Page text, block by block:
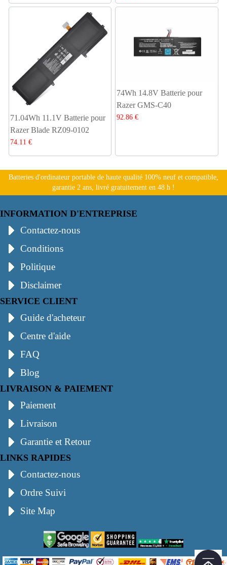
71.04Wh 11.1V Batterie pour
Razer Blade RZ09-0102
74.11 €
74Wh 14.8V Batterie pour
Razer GMS-C40
92.86 €
Batteries d'ordinateur portable de haute qualité 100% neuf et compatible,
garantie 2 ans, livré gratuitement en 48 h !
INFORMATION D'ENTREPRISE
Contactez-nous
Conditions
Politique
Disclaimer
SERVICE CLIENT
Guide d'acheteur
Centre d'aide
FAQ
Blog
LIVRAISON & PAIEMENT
Paiement
Livraison
Garantie et Retour
LINKS RAPIDES
Contactez-nous
Ordre Suivi
Site Map